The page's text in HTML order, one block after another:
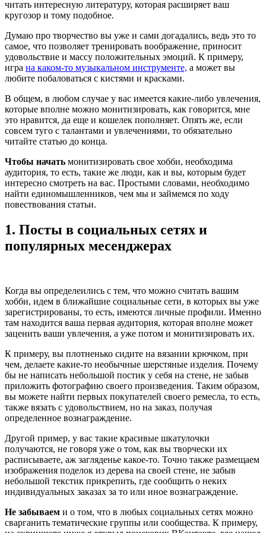
читать интересную литературу, которая расширяет ваш
кругозор и тому подобное.
Думаю про творчество вы уже и сами догадались, ведь это то
самое, что позволяет тренировать воображение, приносит
удовольствие и массу положительных эмоций. К примеру,
игра на каком-то музыкальном инструменте, а может вы
любите побаловаться с кистями и красками.
В общем, в любом случае у вас имеется какие-либо увлечения,
которые вполне можно монитизировать, как говорится, мне
это нравится, да еще и кошелек пополняет. Опять же, если
совсем туго с талантами и увлечениями, то обязательно
читайте статью до конца.
Чтобы начать монитизировать свое хобби, необходима
аудитория, то есть, такие же люди, как и вы, которым будет
интересно смотреть на вас. Простыми словами, необходимо
найти единомышленников, чем мы и займемся по ходу
повествования статьи.
1. Посты в социальных сетях и
популярных месенджерах
Когда вы определеились с тем, что можно считать вашим
хобби, идем в ближайшие социальные сети, в которых вы уже
зарегистрированы, то есть, имеются личные профили. Именно
там находится ваша первая аудитория, которая вполне может
заценить ваши увлечения, а уже потом и монитизировать их.
К примеру, вы плотненько сидите на вязании крючком, при
чем, делаете какие-то необычные шерстяные изделия. Почему
бы не написать небольшой постик у себя на стене, не забыв
приложить фотографию своего произведения. Таким образом,
вы можете найти первых покупателей своего ремесла, то есть,
также вязать с удовольствием, но на заказ, получая
определенное вознаграждение.
Другой пример, у вас такие красивые шкатулочки
получаются, не говоря уже о том, как вы творчески их
расписываете, аж загляденье какое-то. Точно также размещаем
изображения поделок из дерева на своей стене, не забыв
небольшой текстик прикрепить, где сообщить о неких
индивидуальных заказах за то или иное вознаграждение.
Не забываем и о том, что в любых социальных сетях можно
сварганить тематические группы или сообщества. К примеру,